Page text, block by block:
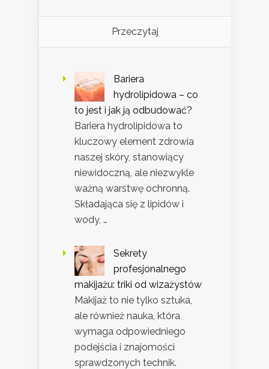
Przeczytaj
Bariera
hydrolipidowa – co
to jest i jak ją odbudować?
Bariera hydrolipidowa to
kluczowy element zdrowia
naszej skóry, stanowiący
niewidoczną, ale niezwykle
ważną warstwę ochronną.
Składająca się z lipidów i
wody, …
Sekrety
profesjonalnego
makijażu: triki od wizażystów
Makijaż to nie tylko sztuka,
ale również nauka, która
wymaga odpowiedniego
podejścia i znajomości
sprawdzonych technik.